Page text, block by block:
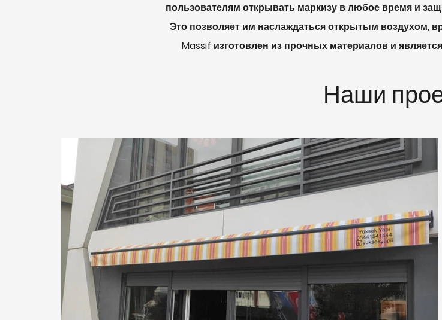
пользователям открывать маркизу в любое время и
Это позволяет им наслаждаться открытым воздухом,
Massif изготовлен из прочных материалов и
Наши